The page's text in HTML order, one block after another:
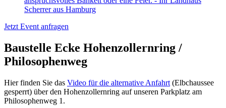
Jetzt Event anfragen
Baustelle Ecke Hohenzollernring /
Philosophenweg
Hier finden Sie das Video für die alternative Anfahrt (Elbchaussee
gesperrt) über den Hohenzollernring auf unseren Parkplatz am
Philosophenweg 1.